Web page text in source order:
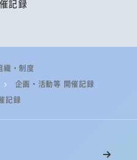
記録
織・制度
企画・活動等 開催記録
記録